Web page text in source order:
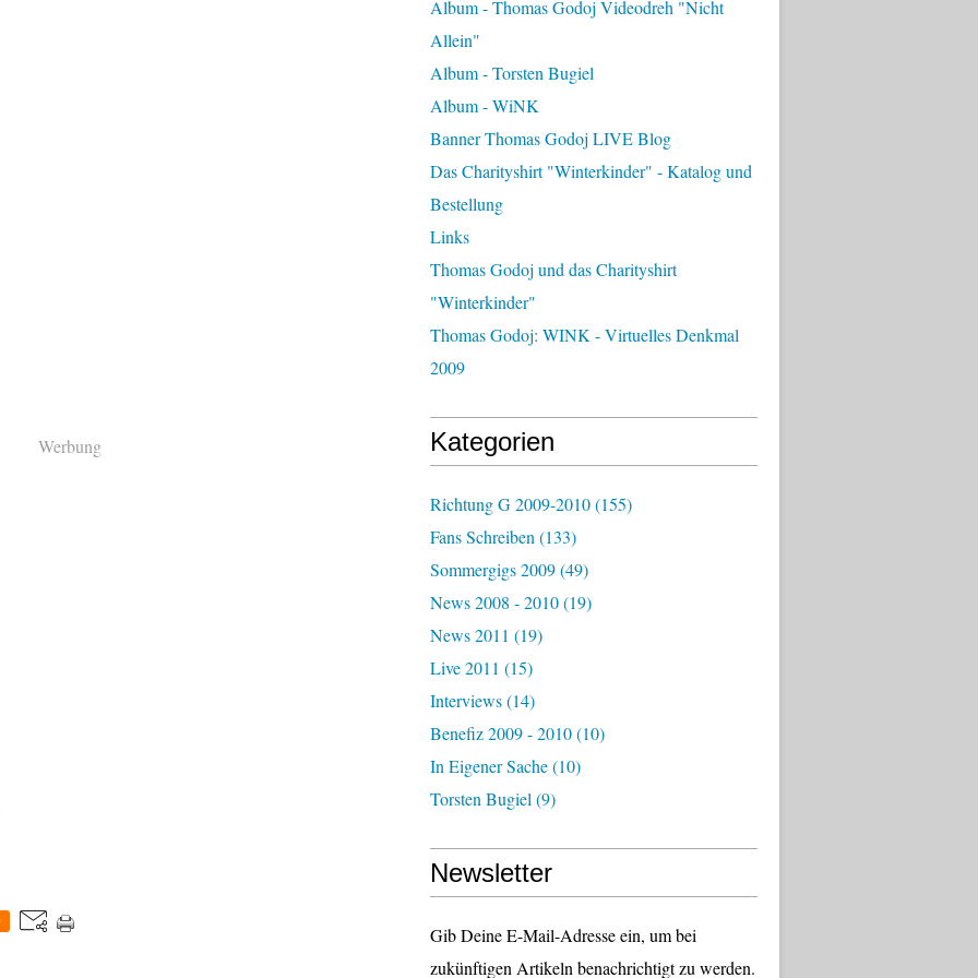
Werbung
Album - Thomas Godoj Videodreh "Nicht
Allein"
Album - Torsten Bugiel
Album - WiNK
Banner Thomas Godoj LIVE Blog
Das Charityshirt "Winterkinder" - Katalog und
Bestellung
Links
Thomas Godoj und das Charityshirt
"Winterkinder"
Thomas Godoj: WINK - Virtuelles Denkmal
2009
Kategorien
Richtung G 2009-2010(155)
Fans Schreiben (133)
Sommergigs 2009(49)
News 2008 - 2010(19)
News 2011 (19)
Live 2011 (15)
Interviews(14)
Benefiz 2009 - 2010(10)
In Eigener Sache(10)
Torsten Bugiel (9)
Newsletter
Gib Deine E-Mail-Adresse ein, um bei
zukünftigen Artikeln benachrichtigt zu werden.